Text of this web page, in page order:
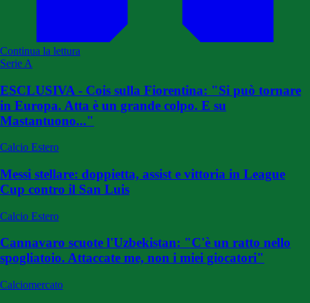
Continua la lettura
Serie A
ESCLUSIVA - Cois sulla Fiorentina: "Si può tornare
in Europa. Atta è un grande colpo. E su
Mastantuono..."
Calcio Estero
Messi stellare: doppietta, assist e vittoria in League
Cup contro il San Luis
Calcio Estero
Cannavaro scuote l'Uzbekistan: "C'è un ratto nello
spogliatoio. Attaccate me, non i miei giocatori"
Calciomercato